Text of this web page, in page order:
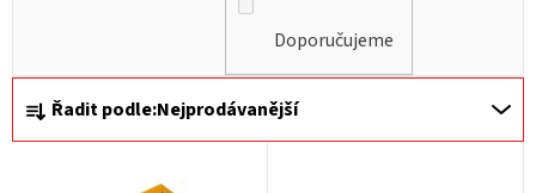
Ř
a
Řadit podle:Nejprodávanější
Doporučujeme